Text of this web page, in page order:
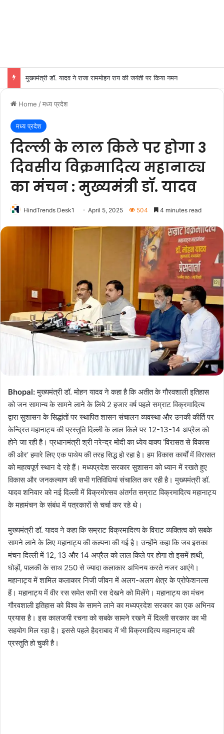
मुख्यमंत्री डॉ. यादव ने राजा राममोहन राय की जयंती पर किया नमन
Home /मध्य प्रदेश
मध्य प्रदेश
दिल्ली के लाल किले पर होगा 3
दिवसीय विक्रमादित्य महानाट्य
का मंचन : मुख्यमंत्री डॉ. यादव
HindTrends Desk1 April 5, 2025 504 4 minutes read
Bhopal:मुख्यमंत्री डॉ. मोहन यादव ने कहा है कि अतीत के गौरवशाली इतिहास
को जन सामान्य के सामने लाने के लिये 2 हजार वर्ष पहले सम्राट विक्रमादित्य
द्वारा सुशासन के सिद्धांतों पर स्थापित शासन संचालन व्यवस्था और उनकी कीर्ति पर
केन्द्रित महानाट्य की प्रस्तुति दिल्ली के लाल किले पर 12-13-14 अप्रैल को
होने जा रही है। प्रधानमंत्री श्री नरेन्द्र मोदी का ध्येय वाक्य ‘विरासत से विकास
की ओर’ हमारे लिए एक पाथेय की तरह सिद्ध हो रहा है। हम विकास कार्यों में विरासत
को महत्वपूर्ण स्थान दे रहे हैं। मध्यप्रदेश सरकार सुशासन को ध्यान में रखते हुए
विकास और जनकल्याण की सभी गतिविधियां संचालित कर रही है। मुख्यमंत्री डॉ.
यादव शनिवार को नई दिल्ली में विक्रमोत्सव अंतर्गत सम्राट विक्रमादित्य महानाट्य
के महामंचन के संबंध में पत्रकारों से चर्चा कर रहे थे।
मुख्यमंत्री डॉ. यादव ने कहा कि सम्राट विक्रमादित्य के विराट व्यक्तित्व को सबके
सामने लाने के लिए महानाट्य की कल्पना की गई है। उन्होंने कहा कि जब इसका
मंचन दिल्ली में 12, 13 और 14 अप्रैल को लाल किले पर होगा तो इसमें हाथी,
घोड़ों, पालकी के साथ 250 से ज्यादा कलाकार अभिनय करते नजर आएंगे।
महानाट्य में शामिल कलाकार निजी जीवन में अलग-अलग क्षेत्र के प्रोफेशनल्स
हैं। महानाट्य में वीर रस समेत सभी रस देखने को मिलेंगे। महानाट्य का मंचन
गौरवशाली इतिहास को विश्व के सामने लाने का मध्यप्रदेश सरकार का एक अभिनव
प्रयास है। इस कालजयी रचना को सबके सामने रखने में दिल्ली सरकार का भी
सहयोग मिल रहा है। इससे पहले हैदराबाद में भी विक्रमादित्य महानाट्य की
प्रस्तुति हो चुकी है।